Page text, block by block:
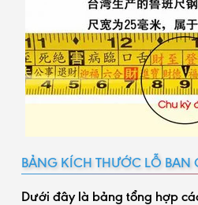
BẢNG KÍCH THƯỚC LỖ BAN
Dưới đây là bảng tổng hợp